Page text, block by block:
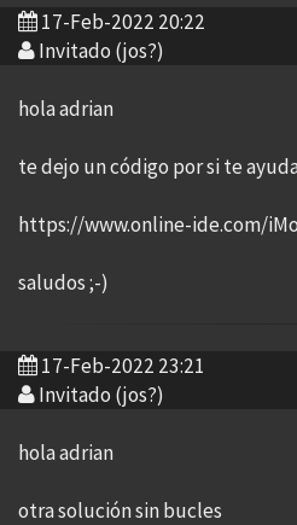
17-Feb-2022 20:22
Invitado (jos?)
hola adrian
te dejo un código por si te
https://www.online-ide.com/
saludos ;-)
17-Feb-2022 23:21
Invitado (jos?)
hola adrian
otra solución sin bucles